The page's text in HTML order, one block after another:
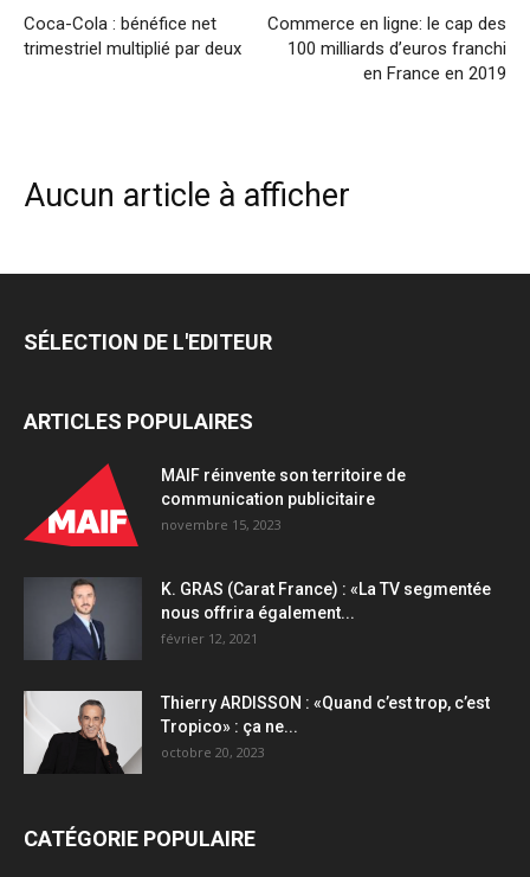
Coca-Cola : bénéfice net
trimestriel multiplié par deux
Commerce en ligne: le cap des
100 milliards d’euros franchi
en France en 2019
Aucun article à afficher
SÉLECTION DE L'EDITEUR
ARTICLES POPULAIRES
MAIF réinvente son territoire de
communication publicitaire
novembre 15, 2023
K. GRAS (Carat France) : «La TV segmentée
nous offrira également...
février 12, 2021
Thierry ARDISSON : «Quand c’est trop, c’est
Tropico» : ça ne...
octobre 20, 2023
CATÉGORIE POPULAIRE